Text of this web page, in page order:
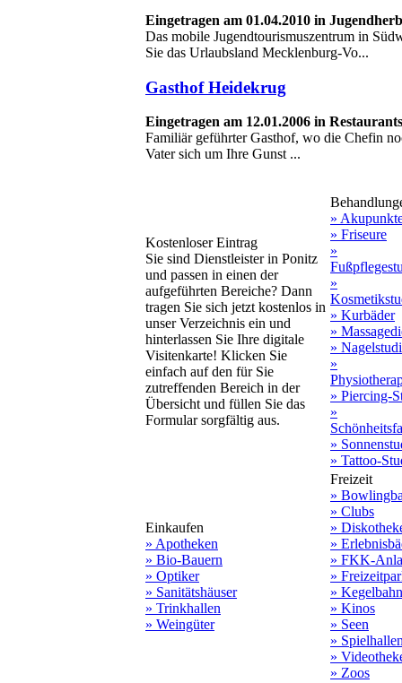
Eingetragen am 01.04.2010 in
Das mobile Jugendtourismuszentrum in
Sie das Urlaubsland Mecklenburg-Vo...
Gasthof Heidekrug
Eingetragen am 12.01.2006 in
Familiär geführter Gasthof, wo die Chefin
Vater sich um Ihre Gunst ...
Kostenloser Eintrag
Sie sind Dienstleister in Ponitz
und passen in einen der
aufgeführten Bereiche? Dann
tragen Sie sich jetzt kostenlos in
unser Verzeichnis ein und
hinterlassen Sie Ihre digitale
Visitenkarte! Klicken Sie
einfach auf den für Sie
zutreffenden Bereich in der
Übersicht und füllen Sie das
Formular sorgfältig aus.
»
» Friseure
»
»
» Kurbäder
»
»
»
» Piercing-
»
»
» Tattoo-
Einkaufen
» Apotheken
» Bio-Bauern
» Optiker
» Sanitätshäuser
» Trinkhallen
» Weingüter
Freizeit
»
» Clubs
»
»
» FKK-
»
»
» Kinos
» Seen
»
»
» Zoos